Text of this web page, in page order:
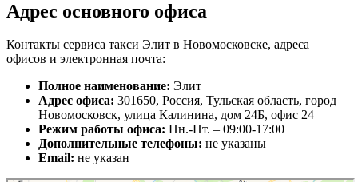
Адрес основного офиса
Контакты сервиса такси Элит в Новомосковске, адреса
офисов и электронная почта:
Полное наименование: Элит
Адрес офиса: 301650, Россия, Тульская область, город
Новомосковск, улица Калинина, дом 24Б, офис 24
Режим работы офиса: Пн.-Пт. – 09:00-17:00
Дополнительные телефоны: не указаны
Email: не указан